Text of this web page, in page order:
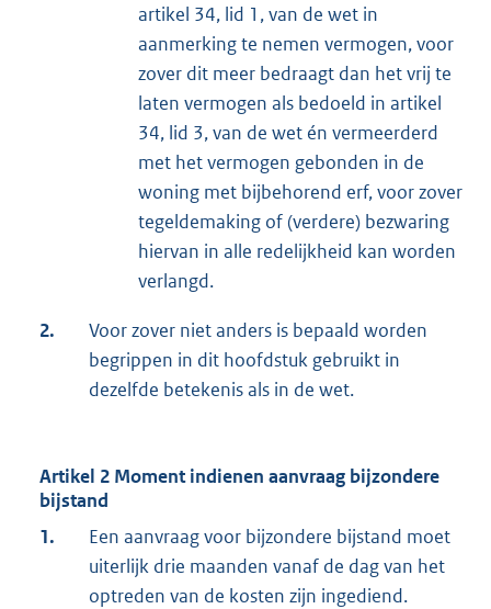
artikel 34, lid 1, van de wet in
aanmerking te nemen vermogen, voor
zover dit meer bedraagt dan het vrij te
laten vermogen als bedoeld in artikel
34, lid 3, van de wet én vermeerderd
met het vermogen gebonden in de
woning met bijbehorend erf, voor zover
tegeldemaking of (verdere) bezwaring
hiervan in alle redelijkheid kan worden
verlangd.
2.
Voor zover niet anders is bepaald worden
begrippen in dit hoofdstuk gebruikt in
dezelfde betekenis als in de wet.
Artikel 2 Moment indienen aanvraag bijzondere
bijstand
1.
Een aanvraag voor bijzondere bijstand moet
uiterlijk drie maanden vanaf de dag van het
optreden van de kosten zijn ingediend.